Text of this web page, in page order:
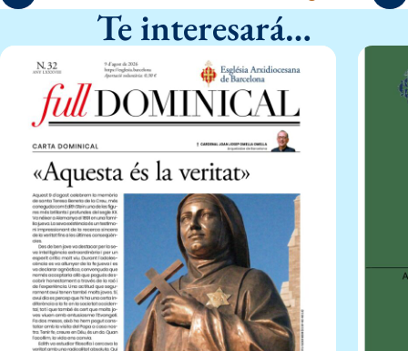
Te interesará…